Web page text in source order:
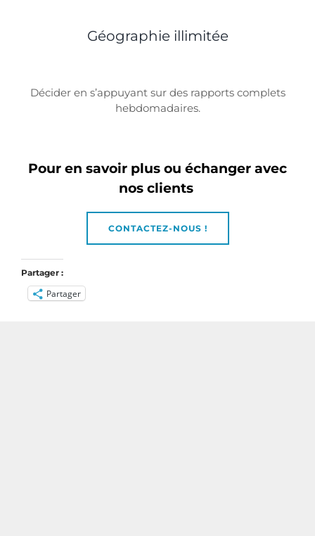
Géographie illimitée
Décider en s’appuyant sur des rapports complets
hebdomadaires.
Pour en savoir plus ou échanger avec
nos clients
CONTACTEZ-NOUS !
Partager :
Partager